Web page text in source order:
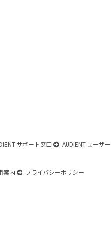
サポート窓口
AUDIENT ユーザー
案内
プライバシーポリシー